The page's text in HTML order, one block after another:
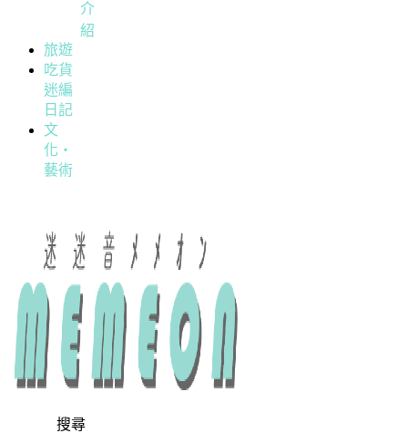
介
紹
旅遊
吃貨
迷編
日記
文
化・
藝術
搜尋